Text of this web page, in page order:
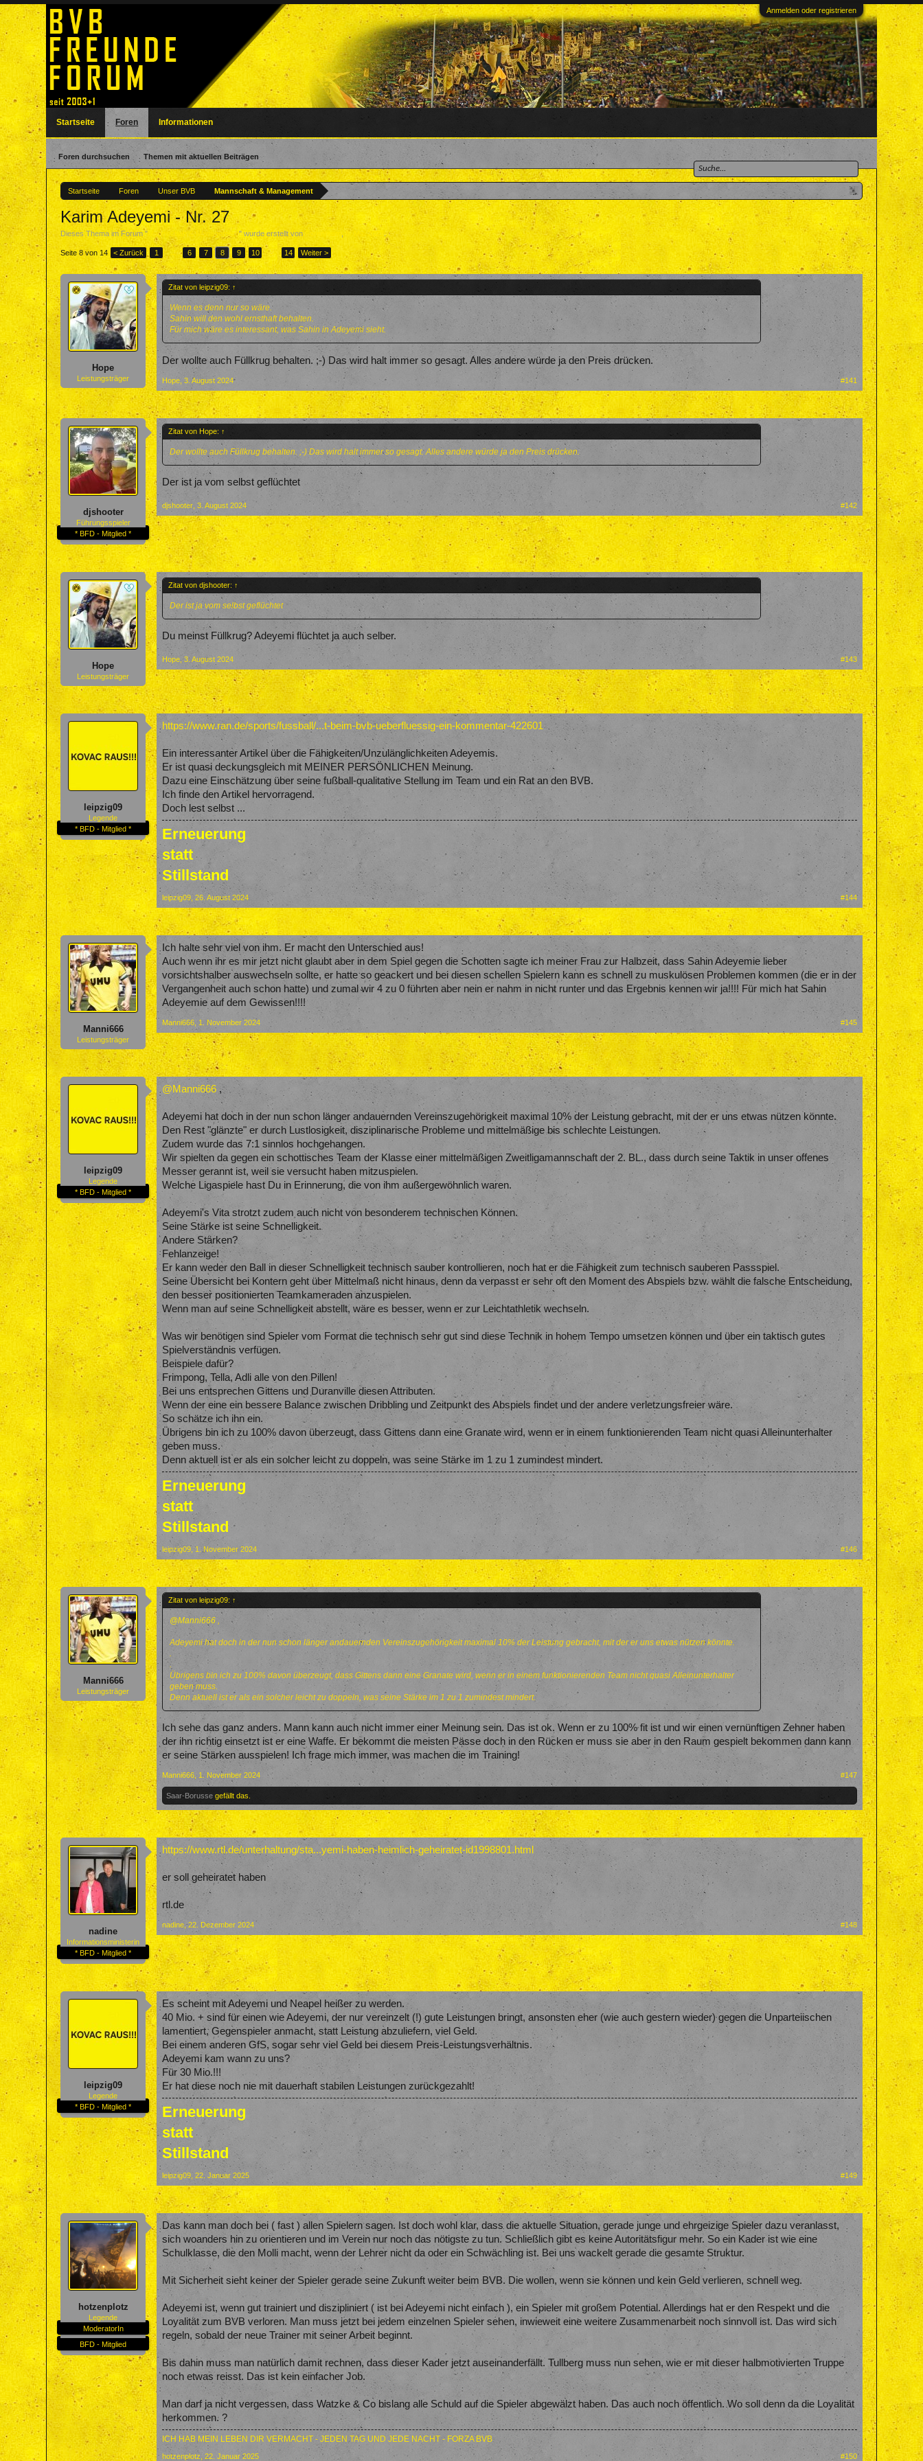
Anmelden oder registrieren
Startseite Foren Unser BVB Mannschaft & Management
Karim Adeyemi - Nr. 27
Dieses Thema im Forum "Mannschaft & Management" wurde erstellt von Forenteam,8. Mai 2022.
Seite 8 von 14 < Zurück 1 ← 6 7 8 9 10 → 14 Weiter >
Hope
Leistungsträger
Zitat von leipzig09: ↑
Wenn es denn nur so wäre.
Sahin will den wohl ernsthaft behalten.
Für mich wäre es interessant, was Sahin in Adeyemi sieht.
Der wollte auch Füllkrug behalten. ;-) Das wird halt immer so gesagt. Alles andere würde ja den Preis drücken.
Hope 3. August 2024 #141
djshooter
Führungsspieler
* BFD - Mitglied *
Zitat von Hope: ↑
Der wollte auch Füllkrug behalten. ;-) Das wird halt immer so gesagt. Alles andere würde ja den Preis drücken.
Der ist ja vom selbst geflüchtet
djshooter 3. August 2024 #142
Hope
Leistungsträger
Zitat von djshooter: ↑
Der ist ja vom selbst geflüchtet
Du meinst Füllkrug? Adeyemi flüchtet ja auch selber.
Hope 3. August 2024 #143
leipzig09
Legende
* BFD - Mitglied *
https://www.ran.de/sports/fussball/...t-beim-bvb-ueberfluessig-ein-kommentar-422601
Ein interessanter Artikel über die Fähigkeiten/Unzulänglichkeiten Adeyemis.
Er ist quasi deckungsgleich mit MEINER PERSÖNLICHEN Meinung.
Dazu eine Einschätzung über seine fußball-qualitative Stellung im Team und ein Rat an den BVB.
Ich finde den Artikel hervorragend.
Doch lest selbst ...
Erneuerung
statt
Stillstand
leipzig09 26. August 2024 #144
Manni666
Leistungsträger
Ich halte sehr viel von ihm. Er macht den Unterschied aus!
Auch wenn ihr es mir jetzt nicht glaubt aber in dem Spiel gegen die Schotten sagte ich meiner Frau zur Halbzeit, dass Sahin Adeyemie lieber
vorsichtshalber auswechseln sollte, er hatte so geackert und bei diesen schellen Spielern kann es schnell zu muskulösen Problemen kommen (die er in der
Vergangenheit auch schon hatte) und zumal wir 4 zu 0 führten aber nein er nahm in nicht runter und das Ergebnis kennen wir ja!!!! Für mich hat Sahin
Adeyemie auf dem Gewissen!!!!
Manni666 1. November 2024 #145
leipzig09
Legende
* BFD - Mitglied *
@Manni666 ,
Adeyemi hat doch in der nun schon länger andauernden Vereinszugehörigkeit maximal 10% der Leistung gebracht, mit der er uns etwas nützen könnte.
Den Rest "glänzte" er durch Lustlosigkeit, disziplinarische Probleme und mittelmäßige bis schlechte Leistungen.
Zudem wurde das 7:1 sinnlos hochgehangen.
Wir spielten da gegen ein schottisches Team der Klasse einer mittelmäßigen Zweitligamannschaft der 2. BL., dass durch seine Taktik in unser offenes
Messer gerannt ist, weil sie versucht haben mitzuspielen.
Welche Ligaspiele hast Du in Erinnerung, die von ihm außergewöhnlich waren.
Adeyemi's Vita strotzt zudem auch nicht von besonderem technischen Können.
Seine Stärke ist seine Schnelligkeit.
Andere Stärken?
Fehlanzeige!
Er kann weder den Ball in dieser Schnelligkeit technisch sauber kontrollieren, noch hat er die Fähigkeit zum technisch sauberen Passspiel.
Seine Übersicht bei Kontern geht über Mittelmaß nicht hinaus, denn da verpasst er sehr oft den Moment des Abspiels bzw. wählt die falsche Entscheidung,
den besser positionierten Teamkameraden anzuspielen.
Wenn man auf seine Schnelligkeit abstellt, wäre es besser, wenn er zur Leichtathletik wechseln.
Was wir benötigen sind Spieler vom Format die technisch sehr gut sind diese Technik in hohem Tempo umsetzen können und über ein taktisch gutes
Spielverständnis verfügen.
Beispiele dafür?
Frimpong, Tella, Adli alle von den Pillen!
Bei uns entsprechen Gittens und Duranville diesen Attributen.
Wenn der eine ein bessere Balance zwischen Dribbling und Zeitpunkt des Abspiels findet und der andere verletzungsfreier wäre.
So schätze ich ihn ein.
Übrigens bin ich zu 100% davon überzeugt, dass Gittens dann eine Granate wird, wenn er in einem funktionierenden Team nicht quasi Alleinunterhalter
geben muss.
Denn aktuell ist er als ein solcher leicht zu doppeln, was seine Stärke im 1 zu 1 zumindest mindert.
Erneuerung
statt
Stillstand
leipzig09, 1. November 2024 #146
Manni666
Leistungsträger
Zitat von leipzig09: ↑
@Manni666
Adeyemi hat doch in der nun schon länger andauernden Vereinszugehörigkeit maximal 10% der Leistung gebracht, mit der er uns etwas nützen könnte.
.
Übrigens bin ich zu 100% davon überzeugt, dass Gittens dann eine Granate wird, wenn er in einem funktionierenden Team nicht quasi Alleinunterhalter
geben muss.
Denn aktuell ist er als ein solcher leicht zu doppeln, was seine Stärke im 1 zu 1 zumindest mindert.
Ich sehe das ganz anders. Mann kann auch nicht immer einer Meinung sein. Das ist ok. Wenn er zu 100% fit ist und wir einen vernünftigen Zehner haben
der ihn richtig einsetzt ist er eine Waffe. Er bekommt die meisten Pässe doch in den Rücken er muss sie aber in den Raum gespielt bekommen dann kann
er seine Stärken ausspielen! Ich frage mich immer, was machen die im Training!
Manni666 1. November 2024 #147
Saar-Borusse gefällt das.
nadine
Informationsministerin
* BFD - Mitglied *
https://www.rtl.de/unterhaltung/sta...yemi-haben-heimlich-geheiratet-id1998801.html
er soll geheiratet haben
rtl.de
nadine , 22. Dezember 2024 #148
leipzig09
Legende
* BFD - Mitglied *
Es scheint mit Adeyemi und Neapel heißer zu werden.
40 Mio. + sind für einen wie Adeyemi, der nur vereinzelt (!) gute Leistungen bringt, ansonsten eher (wie auch gestern wieder) gegen die Unparteiischen
lamentiert, Gegenspieler anmacht, statt Leistung abzuliefern, viel Geld.
Bei einem anderen GfS, sogar sehr viel Geld bei diesem Preis-Leistungsverhältnis.
Adeyemi kam wann zu uns?
Für 30 Mio.!!!
Er hat diese noch nie mit dauerhaft stabilen Leistungen zurückgezahlt!
Erneuerung
statt
Stillstand
leipzig09 22. Januar 2025 #149
hotzenplotz
Legende
ModeratorIn
BFD - Mitglied
Das kann man doch bei ( fast ) allen Spielern sagen. Ist doch wohl klar, dass die aktuelle Situation, gerade junge und ehrgeizige Spieler dazu veranlasst,
sich woanders hin zu orientieren und im Verein nur noch das nötigste zu tun. Schließlich gibt es keine Autoritätsfigur mehr. So ein Kader ist wie eine
Schulklasse, die den Molli macht, wenn der Lehrer nicht da oder ein Schwächling ist. Bei uns wackelt gerade die gesamte Struktur.
Mit Sicherheit sieht keiner der Spieler gerade seine Zukunft weiter beim BVB. Die wollen, wenn sie können und kein Geld verlieren, schnell weg.
Adeyemi ist, wenn gut trainiert und diszipliniert ( ist bei Adeyemi nicht einfach ), ein Spieler mit großem Potential. Allerdings hat er den Respekt und die
Loyalität zum BVB verloren. Man muss jetzt bei jedem einzelnen Spieler sehen, inwieweit eine weitere Zusammenarbeit noch sinnvoll ist. Das wird sich
regeln, sobald der neue Trainer mit seiner Arbeit beginnt.
Bis dahin muss man natürlich damit rechnen, dass dieser Kader jetzt auseinanderfällt. Tullberg muss nun sehen, wie er mit dieser halbmotivierten Truppe
noch etwas reisst. Das ist kein einfacher Job.
Man darf ja nicht vergessen, dass Watzke & Co bislang alle Schuld auf die Spieler abgewälzt haben. Das auch noch öffentlich. Wo soll denn da die Loyalität
herkommen. ?
ICH HAB MEIN LEBEN DIR VERMACHT - JEDEN TAG UND JEDE NACHT - FORZA BVB
hotzenplotz 22. Januar 2025 #150
Startseite Foren
Foren durchsuchen Themen mit aktuellen Beiträgen
Informationen